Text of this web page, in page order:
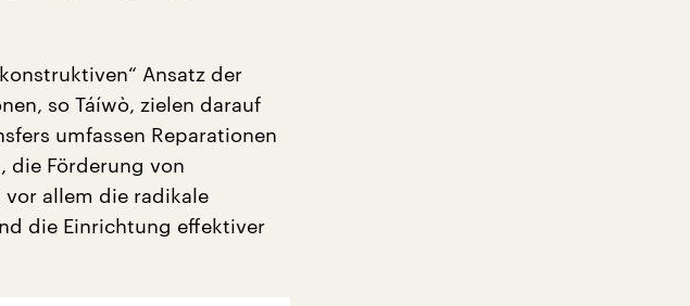
Ansatz der
so Táíwò, zielen darauf
umfassen Reparationen
die Förderung von
allem die radikale
die Einrichtung effektiver